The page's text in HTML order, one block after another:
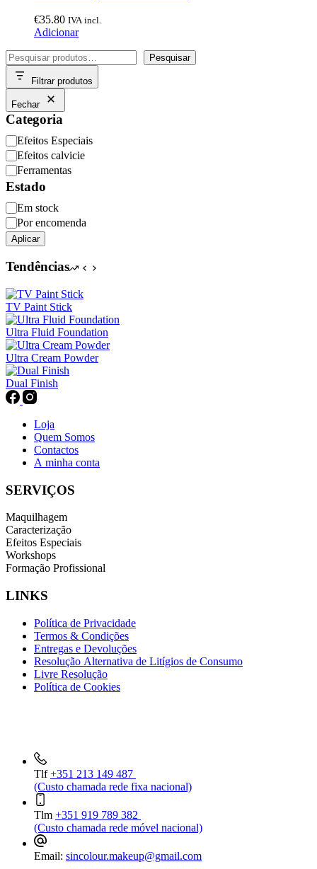
€35.80 IVA incl.
Adicionar
Pesquisar
Pesquisar
Filtrar produtos
Fechar
Categoria
Categoria
Efeitos Especiais
Efeitos calvicie
Ferramentas
Estado
Disponibilidade
Em stock
Por encomenda
Aplicar
Tendências
TV Paint Stick
Ultra Fluid Foundation
Ultra Cream Powder
Dual Finish
Loja
Quem Somos
Contactos
A minha conta
SERVIÇOS
Maquilhagem
Caracterização
Efeitos Especiais
Workshops
Formação Profissional
LINKS
Política de Privacidade
Termos & Condições
Entregas e Devoluções
Resolução Alternativa de Litígios de Consumo
Livre Resolução
Política de Cookies
Tlf+351 213 149 487
(Custo chamada rede fixa nacional)
Tlm +351 919 789 382
(Custo chamada rede móvel nacional)
Email: sincolour.makeup@gmail.com